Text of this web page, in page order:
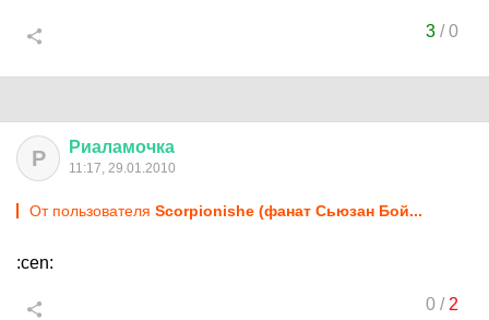
3/0
Р Риаламочка
11:17, 29.01.2010
От пользователя Scorpionishe (фанат Сьюзан Бой...
:cen:
0/ 2